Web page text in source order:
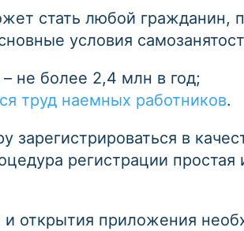
стать любой гражданин,
условия
не более 2,4 млн в год;
труд наемных работников.
зарегистрироваться в
регистрации
и открытия приложения